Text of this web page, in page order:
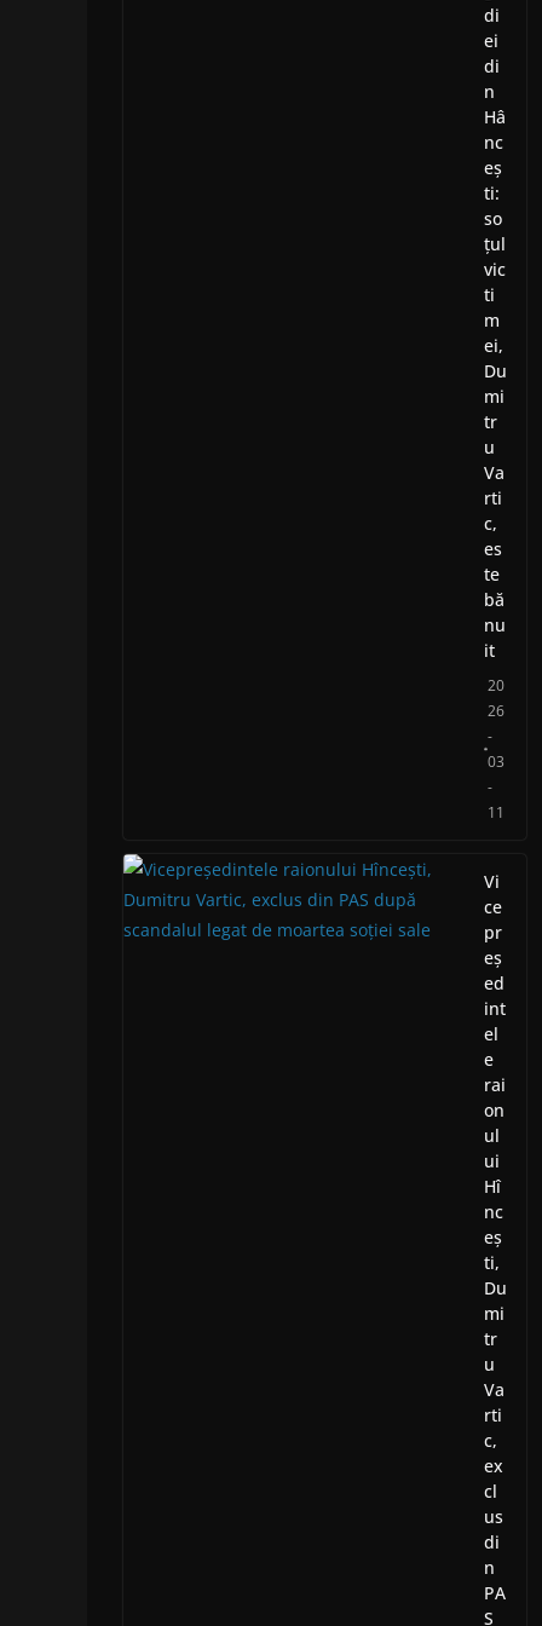
di
ei
di
n
Hâ
nc
eș
ti:
so
țul
vic
ti
m
ei,
Du
mi
tr
u
Va
rti
c,
es
te
bă
nu
it
20
26
-
03
-
11
Vi
ce
pr
eș
ed
int
el
e
rai
on
ul
ui
Hî
nc
eș
ti,
Du
mi
tr
u
Va
rti
c,
ex
cl
us
di
n
PA
S